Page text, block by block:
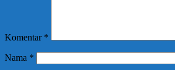
Komentar *
Nama *